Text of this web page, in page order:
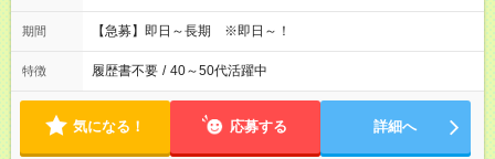
期間 【急募】即日～長期 ※即日～！
特徴 履歴書不要 / 40～50代活躍中
気になる！ 応募する 詳細へ